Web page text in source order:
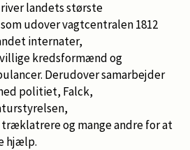
landets største
udover vagtcentralen 1812
internater,
kredsformænd og
Derudover samarbejder
politiet, Falck,
og mange andre for at
hjælp.